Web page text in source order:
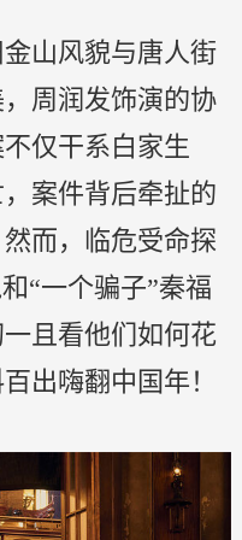
山风貌与唐人街
周润发饰演的协
仅干系白家生
案件背后牵扯的
而，临危受命探
“一个骗子”秦福
且看他们如何花
出嗨翻中国年！